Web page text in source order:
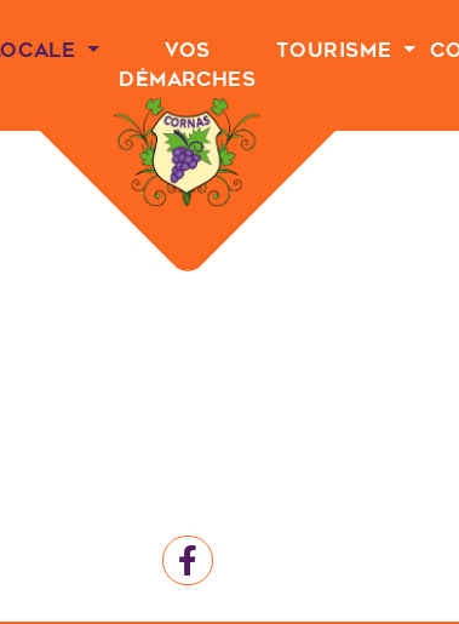
Vos
Démarches
Tourisme